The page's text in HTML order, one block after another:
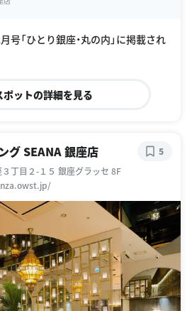
「ひとり銀座・丸の内」に掲載され
ポットの詳細を見る
グ SEANA 銀座店
丁目２-１５ 銀座グラッセ 8F
5